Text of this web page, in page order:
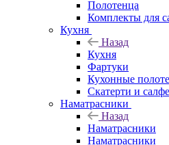
Полотенца
Комплекты для
Кухня
Назад
Кухня
Фартуки
Кухонные
Скатерти и
Наматрасники
Назад
Наматрасники
Наматрасники